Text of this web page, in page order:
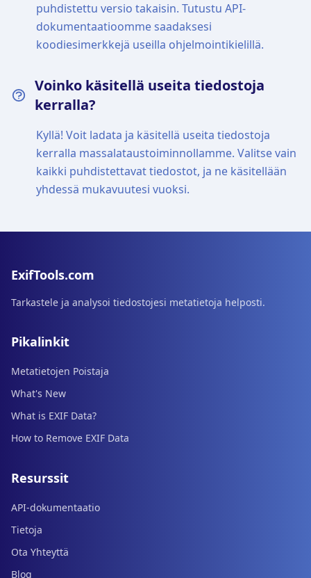
puhdistettu versio takaisin. Tutustu API-
dokumentaatioomme saadaksesi
koodiesimerkkejä useilla ohjelmointikielillä.
Voinko käsitellä useita tiedostoja
kerralla?
Kyllä! Voit ladata ja käsitellä useita tiedostoja
kerralla massalataustoiminnollamme. Valitse vain
kaikki puhdistettavat tiedostot, ja ne käsitellään
yhdessä mukavuutesi vuoksi.
ExifTools.com
Tarkastele ja analysoi tiedostojesi metatietoja helposti.
Pikalinkit
Metatietojen Poistaja
What's New
What is EXIF Data?
How to Remove EXIF Data
Resurssit
API-dokumentaatio
Tietoja
Ota Yhteyttä
Blog